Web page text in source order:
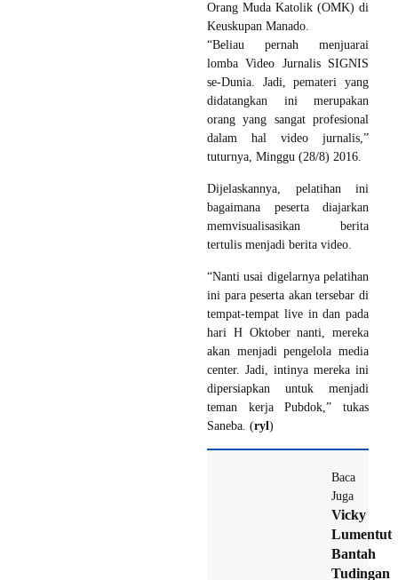
Orang Muda Katolik (OMK) di
Keuskupan Manado.
“Beliau pernah menjuarai
lomba Video Jurnalis SIGNIS
se-Dunia. Jadi, pemateri yang
didatangkan ini merupakan
orang yang sangat profesional
dalam hal video jurnalis,”
tuturnya, Minggu (28/8) 2016.
Dijelaskannya, pelatihan ini
bagaimana peserta diajarkan
memvisualisasikan berita
tertulis menjadi berita video.
“Nanti usai digelarnya pelatihan
ini para peserta akan tersebar di
tempat-tempat live in dan pada
hari H Oktober nanti, mereka
akan menjadi pengelola media
center. Jadi, intinya mereka ini
dipersiapkan untuk menjadi
teman kerja Pubdok,” tukas
Saneba. (ryl)
Baca
Juga
Vicky
Lumentut
Bantah
Tudingan